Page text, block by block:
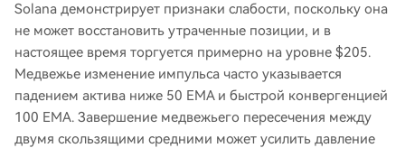
Solana демонстрирует признаки слабости, поскольку она
не может восстановить утраченные позиции, и в
настоящее время торгуется примерно на уровне $205.
Медвежье изменение импульса часто указывается
падением актива ниже 50 EMA и быстрой конвергенцией
100 EMA. Завершение медвежьего пересечения между
двумя скользящими средними может усилить давление